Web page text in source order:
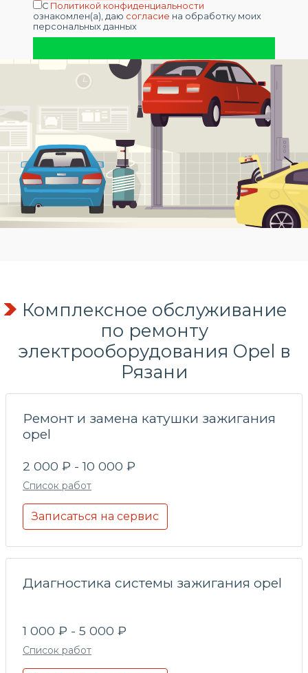
С Политикой конфиденциальности
ознакомлен(а), даю согласие на обработку моих
персональных данных
Комплексное обслуживание
по ремонту
электрооборудования Opel в
Рязани
Ремонт и замена катушки зажигания
opel
2 000 ₽ - 10 000 ₽
Список работ
Записаться на сервис
Диагностика системы зажигания opel
1 000 ₽ - 5 000 ₽
Список работ